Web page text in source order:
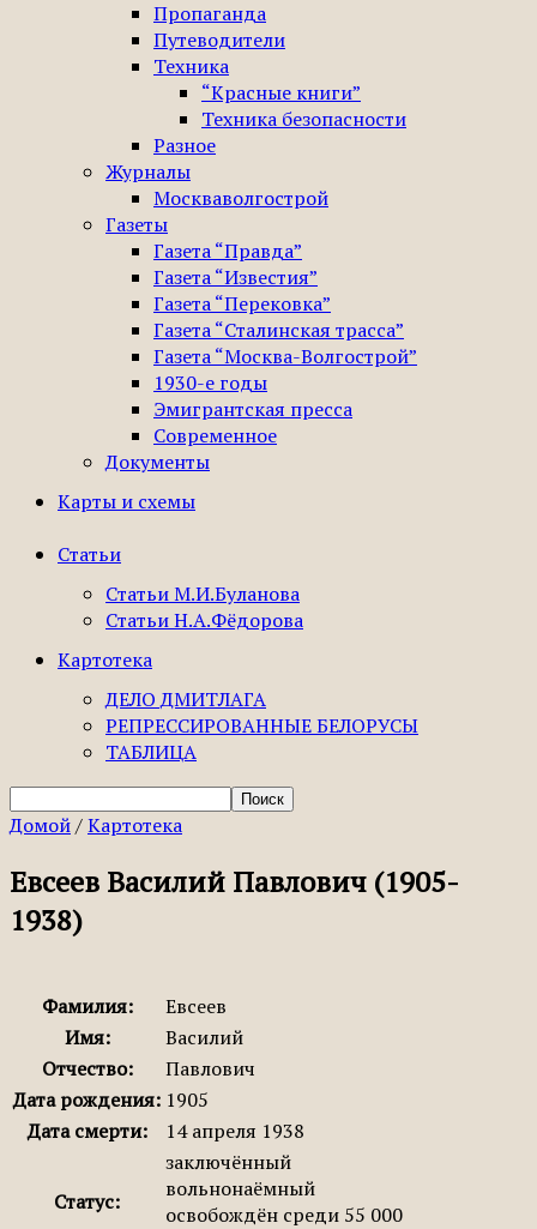
Пропаганда
Путеводители
Техника
“Красные книги”
Техника безопасности
Разное
Журналы
Москваволгострой
Газеты
Газета “Правда”
Газета “Известия”
Газета “Перековка”
Газета “Сталинская трасса”
Газета “Москва-Волгострой”
1930-е годы
Эмигрантская пресса
Современное
Документы
Карты и схемы
Статьи
Статьи М.И.Буланова
Статьи Н.А.Фёдорова
Картотека
ДЕЛО ДМИТЛАГА
РЕПРЕССИРОВАННЫЕ БЕЛОРУСЫ
ТАБЛИЦА
Домой/Картотека
Евсеев Василий Павлович (1905-
1938)
Фамилия:
Евсеев
Имя:
Василий
Отчество:
Павлович
Дата рождения: 1905
Дата смерти:
14 апреля 1938
Статус:
заключённый
вольнонаёмный
освобождён среди 55 000